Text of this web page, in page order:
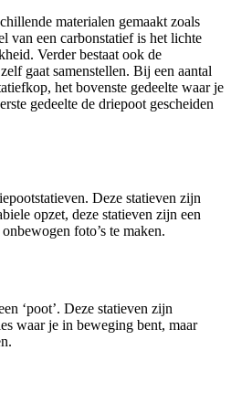
materialen gemaakt zoals
van een carbonstatief is het lichte
Verder bestaat ook de
gaat samenstellen. Bij een aantal
het bovenste gedeelte waar je
gedeelte de driepoot gescheiden
Deze statieven zijn
opzet, deze statieven zijn een
foto’s te maken.
‘poot’. Deze statieven zijn
waar je in beweging bent, maar